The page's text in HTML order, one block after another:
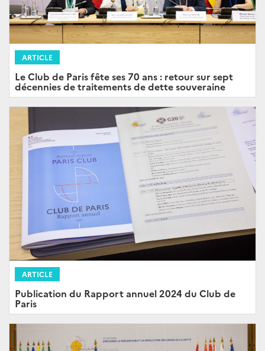
ARTICLE
Le Club de Paris fête ses 70 ans : retour sur sept
décennies de traitements de dette souveraine
ARTICLE
Publication du Rapport annuel 2024 du Club de
Paris